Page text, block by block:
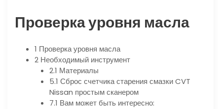
Проверка уровня масла
1 Проверка уровня масла
2 Необходимый инструмент
2.1 Материалы
5.1 Сброс счетчика старения смазки CVT
Nissan простым сканером
7.1 Вам может быть интересно: